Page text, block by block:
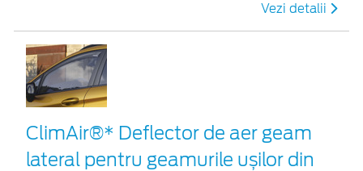
Vezi detalii
ClimAir®* Deflector de aer geam
lateral pentru geamurile ușilor din